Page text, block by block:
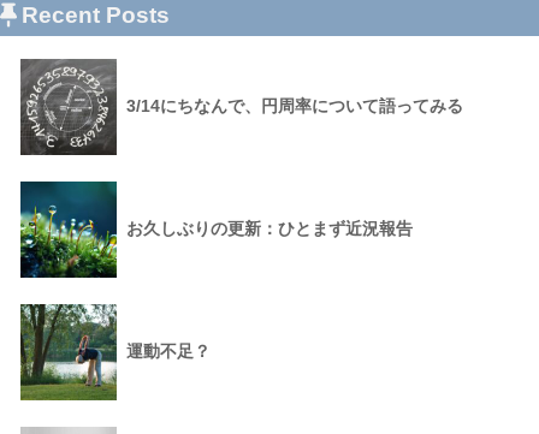
Recent Posts
3/14にちなんで、円周率について語ってみる
お久しぶりの更新：ひとまず近況報告
運動不足？